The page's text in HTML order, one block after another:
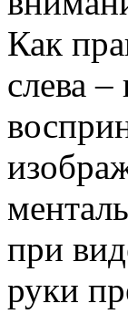
Как
слева
при
руки